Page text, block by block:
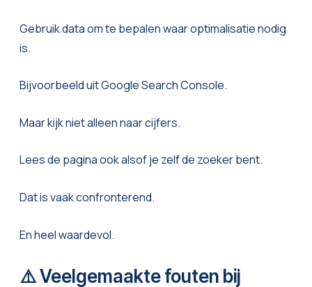
Gebruik data om te bepalen waar optimalisatie nodig
is.
Bijvoorbeeld uit Google Search Console.
Maar kijk niet alleen naar cijfers.
Lees de pagina ook alsof je zelf de zoeker bent.
Dat is vaak confronterend.
En heel waardevol.
⚠️ Veelgemaakte fouten bij